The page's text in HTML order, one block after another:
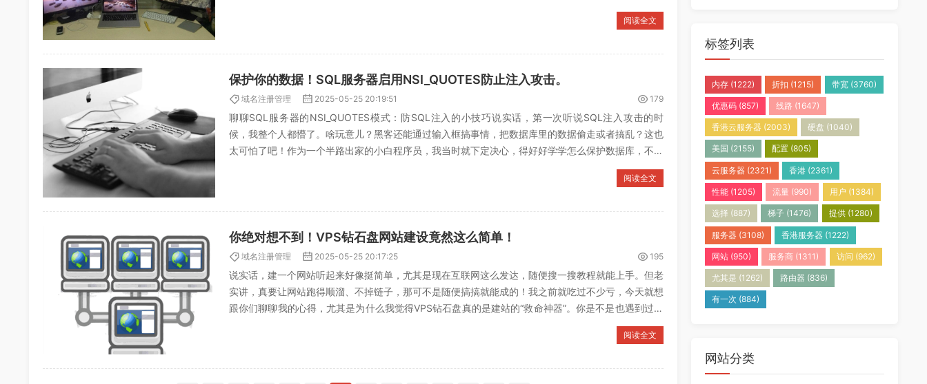
阅读全文
保护你的数据！SQL服务器启用NSI_QUOTES防止注入攻击。
域名注册管理 2025-05-25 20:19:51 179
聊聊SQL服务器的NSI_QUOTES模式：防SQL注入的小技巧说实话，第一次听说SQL注入攻击的时
候，我整个人都懵了。啥玩意儿？黑客还能通过输入框搞事情，把数据库里的数据偷走或者搞乱？这也
太可怕了吧！作为一个半路出家的小白程序员，我当时就下定决心，得好好学学怎么保护数据库，不然
阅读全文
你绝对想不到！VPS钻石盘网站建设竟然这么简单！
域名注册管理 2025-05-25 20:17:25 195
说实话，建一个网站听起来好像挺简单，尤其是现在互联网这么发达，随便搜一搜教程就能上手。但老
实讲，真要让网站跑得顺溜、不掉链子，那可不是随便搞搞就能成的！我之前就吃过不少亏，今天就想
跟你们聊聊我的心得，尤其是为什么我觉得VPS钻石盘真的是建站的“救命神器”。你是不是也遇到过网
阅读全文
标签列表
内存 (1222) 折扣 (1215) 带宽(3760)
优惠码 (857) 线路 (1647)
香港云服务器 (2003) 硬盘 (1040)
美国 (2155) 配置 (805)
云服务器 (2321) 香港 (2361)
性能 (1205) 流量 (990) 用户 (1384)
选择 (887) 梯子 (1476) 提供(1280)
服务器 (3108) 香港服务器 (1222)
网站 (950) 服务商 (1311) 访问 (962)
尤其是 (1262) 路由器 (836)
有一次 (884)
网站分类